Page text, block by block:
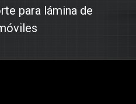
para lámina de